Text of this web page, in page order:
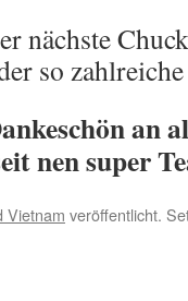
nächste
so
an
nen super
Vietnam veröffentlicht.